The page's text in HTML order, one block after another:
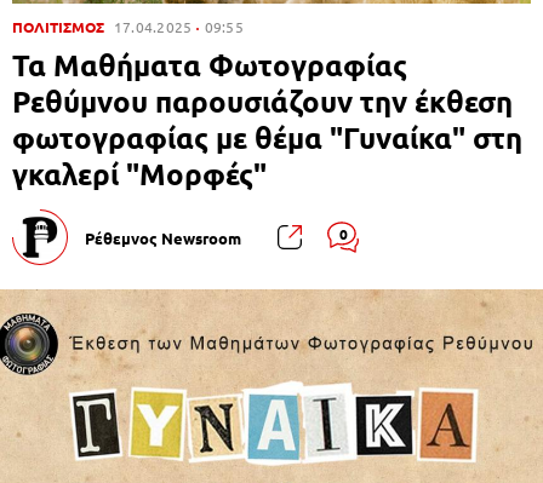
ΠΟΛΙΤΙΣΜΟΣ 17.04.2025 09:55
Τα Μαθήματα Φωτογραφίας
Ρεθύμνου παρουσιάζουν την έκθεση
φωτογραφίας με θέμα "Γυναίκα" στη
γκαλερί "Μορφές"
Ρέθεμνος Newsroom 0